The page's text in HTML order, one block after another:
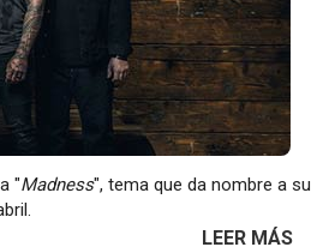
"Madness", tema que da nombre a su
LEER MÁS